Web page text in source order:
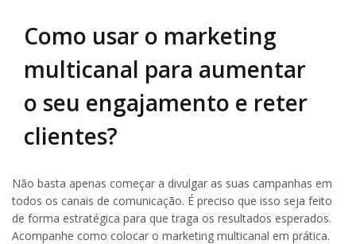
Como usar o marketing
multicanal para aumentar
o seu engajamento e reter
clientes?
Não basta apenas começar a divulgar as suas campanhas em
todos os canais de comunicação. É preciso que isso seja feito
de forma estratégica para que traga os resultados esperados.
Acompanhe como colocar o marketing multicanal em prática.